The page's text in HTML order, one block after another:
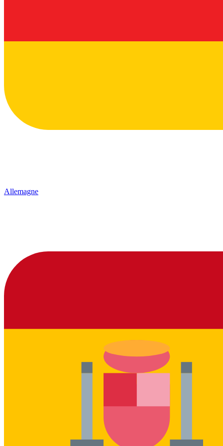
Allemagne